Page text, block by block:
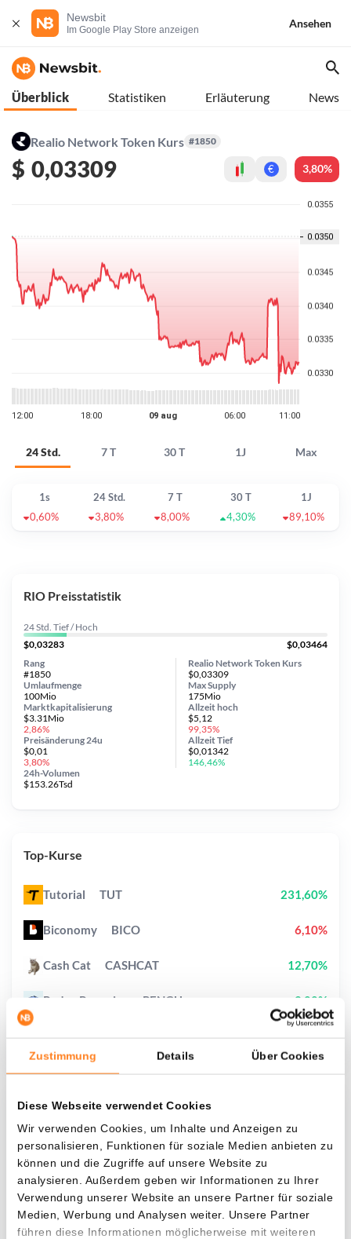
Zustimmung Details Über Cookies
Diese Webseite verwendet Cookies
Wir verwenden Cookies, um Inhalte und Anzeigen zu
personalisieren, Funktionen für soziale Medien anbieten zu
können und die Zugriffe auf unsere Website zu
analysieren. Außerdem geben wir Informationen zu Ihrer
Verwendung unserer Website an unsere Partner für soziale
Medien, Werbung und Analysen weiter. Unsere Partner
führen diese Informationen möglicherweise mit weiteren
Newsbit
Im Google Play Store anzeigen
Ansehen
Überblick Statistiken Erläuterung News
Realio Network Token Kurs #1850
$ 0,03309 € 3,80%
24 Std. 7 T 30 T 1J Max
1s 24 Std. 7 T 30 T
1J
0,60%
3,80% 8,00% 4,30% 89,10%
Was, wenn ich...?
Zie hoeveel waarde je vandaag zou hebben als
je dollar-cost averaging had toegepast op
verschillende cryptocurrencies.
Hätte investiert In
RIO Preisstatistik
24 Std. Tief / Hoch
$0,03283
$0,03464
Realio Network Token Kurs
$0,03309
Umlaufmenge
100Mio
Preisänderung 24u
$0,01
3,80%
Max Supply
175Mio
Marktkapitalisierung
$3.31Mio
2,86%
24h-Volumen
$153.26Tsd
Rang
#1850
Allzeithoch
$5,12
99,35%
AllzeitTief
$0,01342
146,46%
Top-Kurse
Tutorial TUT 231,60%
Biconomy BICO 6,10%
Cash Cat CASHCAT 12,70%
Pudgy Penguins PENGU 2,00%
Sui SUI 0,30%